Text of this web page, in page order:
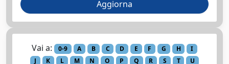
Vai a: 0-9 A B C D E F G H
I
J
K L M N O P Q R S T
U